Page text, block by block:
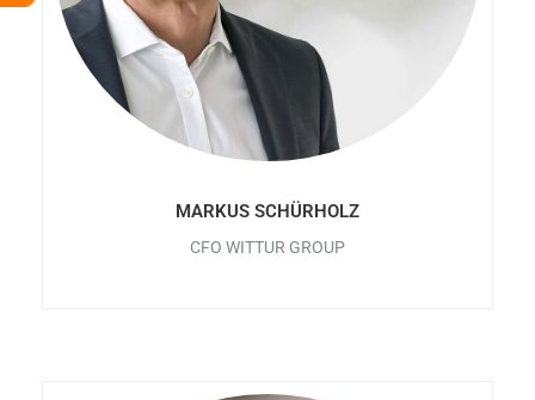
MARKUS SCHÜRHOLZ
CFO WITTUR GROUP